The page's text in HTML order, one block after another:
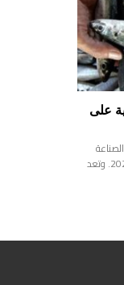
على
1.67 مليون ريال في الربع الأول من عام 2023. وتعد